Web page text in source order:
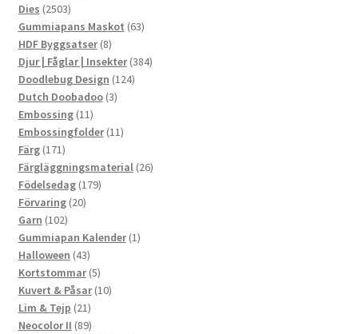
Dies 25032503
produkter
Gummiapans Maskot 6363
HDF Byggsatser 88
produkter
Djur | Fåglar | Insekter 384384
Doodlebug Design 124124
Dutch Doobadoo 33
Embossing 1111
produkter
Embossingfolder 1111
Färg 171171
produkter
Färgläggningsmaterial 2626
Födelsedag 179179
Förvaring 2020
Garn 102102
produkter
Gummiapan Kalender 11
Halloween 4343
produkter
Kortstommar 55
produkter
Kuvert & Påsar 1010
Lim & Tejp 2121
produkter
Neocolor II 8989